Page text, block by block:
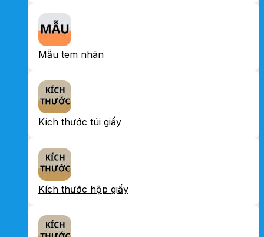
Mẫu tem nhãn
Kích thước túi giấy
Kích thước hộp giấy